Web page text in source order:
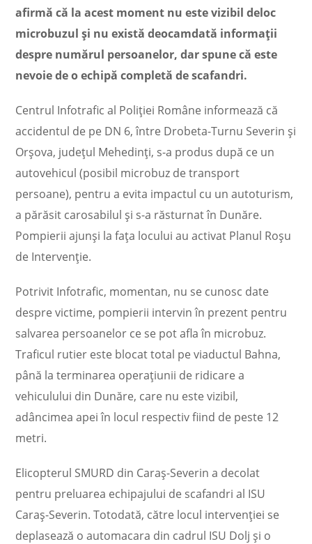
afirmă că la acest moment nu este vizibil deloc
microbuzul şi nu există deocamdată informaţii
despre numărul persoanelor, dar spune că este
nevoie de o echipă completă de scafandri.
Centrul Infotrafic al Poliţiei Române informează că
accidentul de pe DN 6, între Drobeta-Turnu Severin şi
Orşova, judeţul Mehedinţi, s-a produs după ce un
autovehicul (posibil microbuz de transport
persoane), pentru a evita impactul cu un autoturism,
a părăsit carosabilul şi s-a răsturnat în Dunăre.
Pompierii ajunşi la faţa locului au activat Planul Roşu
de Intervenţie.
Potrivit Infotrafic, momentan, nu se cunosc date
despre victime, pompierii intervin în prezent pentru
salvarea persoanelor ce se pot afla în microbuz.
Traficul rutier este blocat total pe viaductul Bahna,
până la terminarea operaţiunii de ridicare a
vehiculului din Dunăre, care nu este vizibil,
adâncimea apei în locul respectiv fiind de peste 12
metri.
Elicopterul SMURD din Caraş-Severin a decolat
pentru preluarea echipajului de scafandri al ISU
Caraş-Severin. Totodată, către locul intervenţiei se
deplasează o automacara din cadrul ISU Dolj şi o